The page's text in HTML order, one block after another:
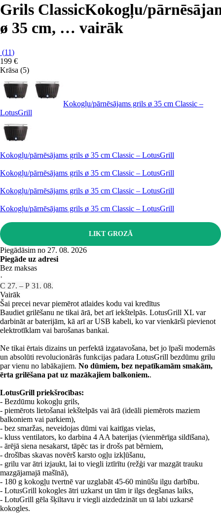
Grils ClassicKokogļu/
ø 35 cm, … vairāk
(11)
199 €
Krāsa (5)
Kokogļu/pārnēsājams grils ø 35 cm Classic –
LotusGrill
Kokogļu/pārnēsājams grils ø 35 cm Classic – LotusGrill
Kokogļu/pārnēsājams grils ø 35 cm Classic – LotusGrill
Kokogļu/pārnēsājams grils ø 35 cm Classic – LotusGrill
Kokogļu/pārnēsājams grils ø 35 cm Classic – LotusGrill
LIKT GROZĀ
Piegādāsim no 27. 08. 2026
Piegāde uz adresi
Bez maksas
·
C 27. – P 31. 08.
Vairāk
Šai precei nevar piemērot atlaides kodu vai kredītus
Baudiet grilēšanu ne tikai ārā, bet arī iekštelpās. LotusGrill XL var
darbināt ar baterijām, kā arī ar USB kabeli, ko var vienkārši pievienot
elektrotīklam vai barošanas bankai.
Ne tikai ērtais dizains un perfektā izgatavošana, bet jo īpaši modernās
un absolūti revolucionārās funkcijas padara LotusGrill bezdūmu grilu
par vienu no labākajiem. No dūmiem, bez nepatīkamām smakām,
ērta grilēšana pat uz mazākajiem balkoniem..
LotusGrill priekšrocības:
- Bezdūmu kokogļu grils,
- piemērots lietošanai iekštelpās vai ārā (ideāli piemērots maziem
balkoniem vai parkiem),
- bez smaržas, neveidojas dūmi vai kaitīgas vielas,
- kluss ventilators, ko darbina 4 AA baterijas (vienmērīga sildīšana),
- ārējā siena nesakarst, tāpēc tas ir drošs pat bērniem,
- drošības skavas novērš karsto ogļu izkļūšanu,
- grilu var ātri izjaukt, lai to viegli iztīrītu (režģi var mazgāt trauku
mazgājamajā mašīnā),
- 180 g kokogļu tvertnē var uzglabāt 45-60 minūšu ilgu darbību.
- LotusGrill kokogles ātri uzkarst un tām ir ilgs degšanas laiks,
- LotuGrill gēla šķiltavu ir viegli aizdedzināt un tā labi uzkarsē
kokogles.